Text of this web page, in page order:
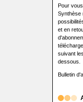
Pour
Synthèse
et en
suivant
dessous.
Bulletin